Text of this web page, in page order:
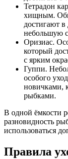
Тетрадон
хищным.
достигают
небольшую
Оризиас.
который
с ярким
Гуппи.
особого
новичками,
рыбками.
В одной ёмкости
разновидность
использоваться
Правила